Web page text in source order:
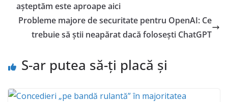
așteptăm este aproape aici
Probleme majore de securitate pentru OpenAI: Ce
trebuie să știi neapărat dacă folosești ChatGPT
S-ar putea să-ți placă și